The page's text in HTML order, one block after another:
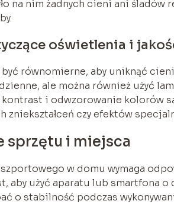
na nim żadnych cieni ani śladów
oświetlenia i
równomierne, aby uniknąć
ale można również użyć
kontrast i odwzorowanie kolorów
zniekształceń czy efektów
sprzętu i miejsca
w domu wymaga
aby użyć aparatu lub smartfona
o stabilność podczas